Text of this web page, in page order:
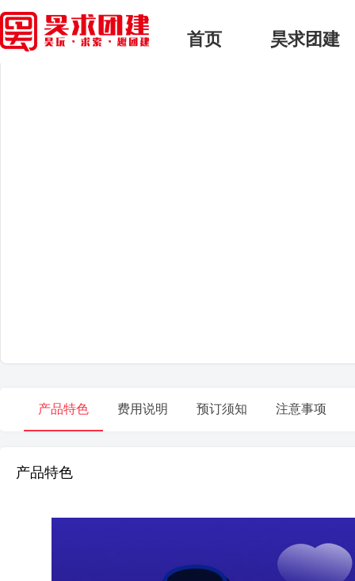
首页 昊求团建
首页> 昊求团建 > 正文
产品特色 费用说明 预订须知 注意事项
产品特色